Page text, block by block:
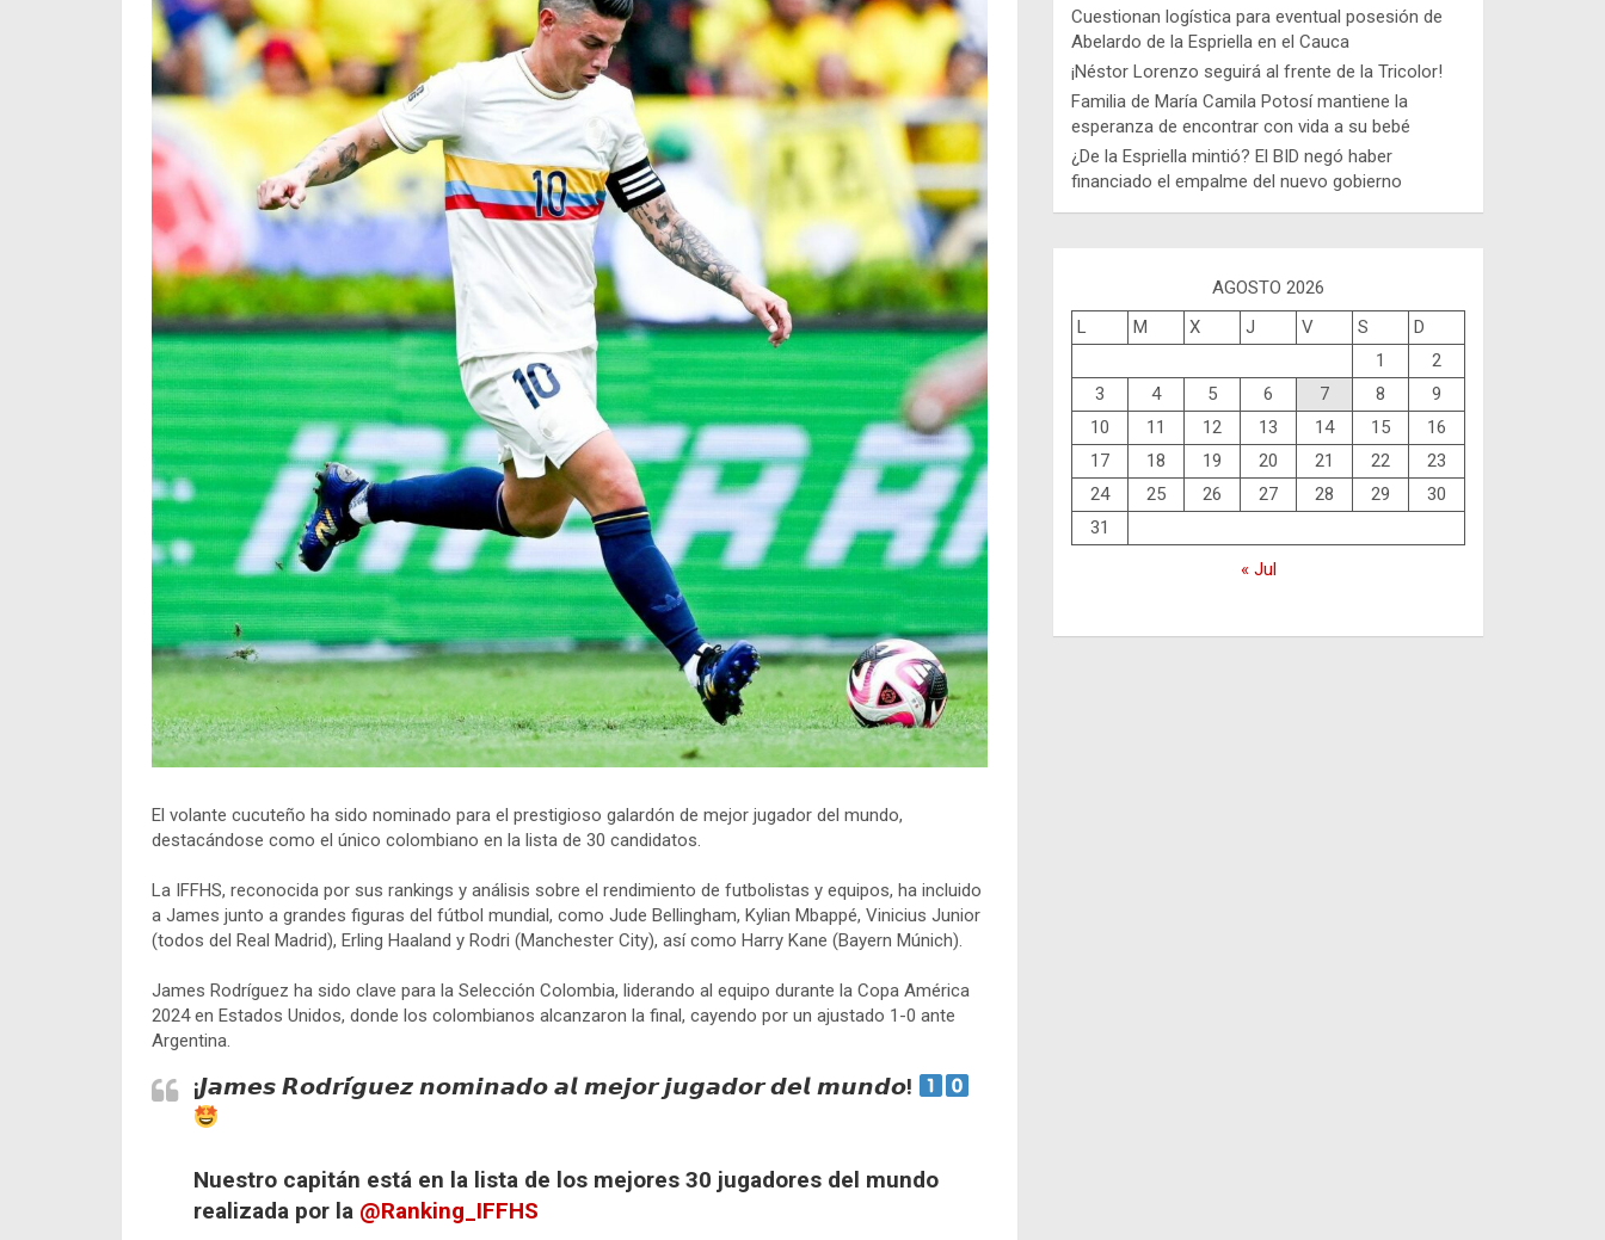
El volante cucuteño ha sido nominado para el prestigioso galardón de mejor jugador del mundo,
destacándose como el único colombiano en la lista de 30 candidatos.
La IFFHS, reconocida por sus rankings y análisis sobre el rendimiento de futbolistas y equipos, ha incluido
a James junto a grandes figuras del fútbol mundial, como Jude Bellingham, Kylian Mbappé, Vinicius Junior
(todos del Real Madrid), Erling Haaland y Rodri (Manchester City), así como Harry Kane (Bayern Múnich).
James Rodríguez ha sido clave para la Selección Colombia, liderando al equipo durante la Copa América
2024 en Estados Unidos, donde los colombianos alcanzaron la final, cayendo por un ajustado 1-0 ante
Argentina.
¡𝙅𝙖𝙢𝙚𝙨 𝙍𝙤𝙙𝙧𝙞́𝙜𝙪𝙚𝙯 𝙣𝙤𝙢𝙞𝙣𝙖𝙙𝙤 𝙖𝙡 𝙢𝙚𝙟𝙤𝙧 𝙟𝙪𝙜𝙖𝙙𝙤𝙧 𝙙𝙚𝙡 𝙢𝙪𝙣𝙙𝙤!
Nuestro capitán está en la lista de los mejores 30 jugadores del mundo
realizada por la @Ranking_IFFHS
Cuestionan logística para eventual posesión de
Abelardo de la Espriella en el Cauca
¡Néstor Lorenzo seguirá al frente de la Tricolor!
Familia de María Camila Potosí mantiene la
esperanza de encontrar con vida a su bebé
¿De la Espriella mintió? El BID negó haber
financiado el empalme del nuevo gobierno
AGOSTO 2026
L
M X J V S
D
1
2
3
4 5 6 7 8
9
10
11 12 13 14 15
16
17
18 19 20 21 22
23
24
25 26 27 28 29
30
31
« Jul